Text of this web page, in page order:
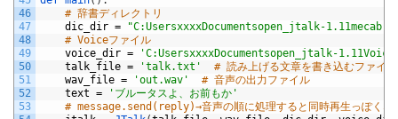
46
47
48
49
50
51
52
53
# 辞書ディレクトリ
dic_dir =
"C:UsersxxxxDocumentsopen_jtalk-
# Voiceファイル
voice_dir =
'C:UsersxxxxDocumentsopen_jtalk-
talk_file = 'talk.txt'
# 読み上げる文章を書き込むファイル
wav_file = 'out.wav'
# 音声の出力ファイル
text =
'ブルータスよ、お前もか'
# message.send(reply)→音声の順に処理すると同時再生っぽくな